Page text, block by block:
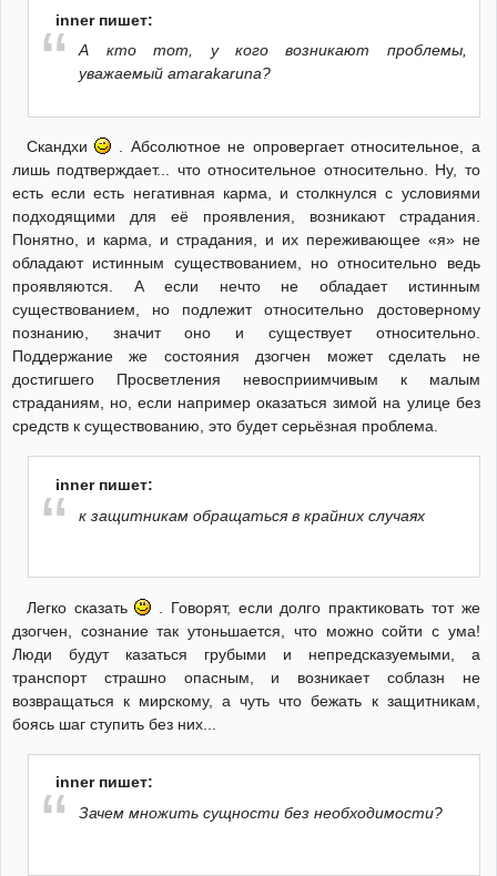
inner пишет:
А кто тот, у кого возникают проблемы,
уважаемый amarakaruna?
Скандхи
. Абсолютное не опровергает относительное, а
лишь подтверждает... что относительное относительно. Ну, то
есть если есть негативная карма, и столкнулся с условиями
подходящими для её проявления, возникают страдания.
Понятно, и карма, и страдания, и их переживающее «я» не
обладают истинным существованием, но относительно ведь
проявляются. А если нечто не обладает истинным
существованием, но подлежит относительно достоверному
познанию, значит оно и существует относительно.
Поддержание же состояния дзогчен может сделать не
достигшего Просветления невосприимчивым к малым
страданиям, но, если например оказаться зимой на улице без
средств к существованию, это будет серьёзная проблема.
inner пишет:
к защитникам обращаться в крайних случаях
Легко сказать
. Говорят, если долго практиковать тот же
дзогчен, сознание так утоньшается, что можно сойти с ума!
Люди будут казаться грубыми и непредсказуемыми, а
транспорт страшно опасным, и возникает соблазн не
возвращаться к мирскому, а чуть что бежать к защитникам,
боясь шаг ступить без них...
inner пишет:
Зачем множить сущности без необходимости?